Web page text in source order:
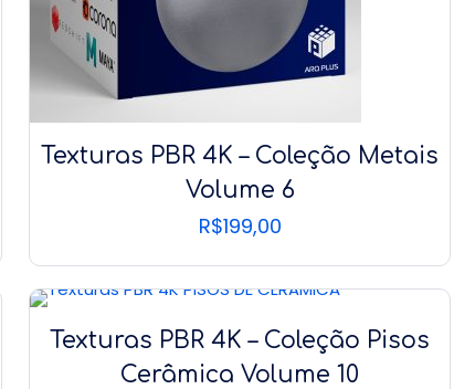
Texturas PBR 4K – Coleção Metais
Volume 6
R$199,00
Texturas PBR 4K – Coleção Pisos
Cerâmica Volume 10